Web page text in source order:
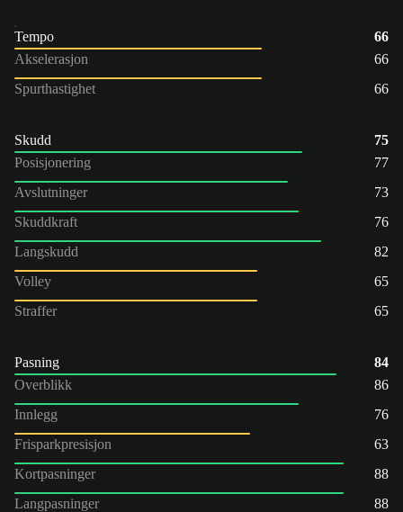
Tempo
66
Akselerasjon
66
Spurthastighet
66
Skudd
75
Posisjonering
77
Avslutninger
73
Skuddkraft
76
Langskudd
82
Volley
65
Straffer
65
Pasning
84
Overblikk
86
Innlegg
76
Frisparkpresisjon
63
Kortpasninger
88
Langpasninger
88